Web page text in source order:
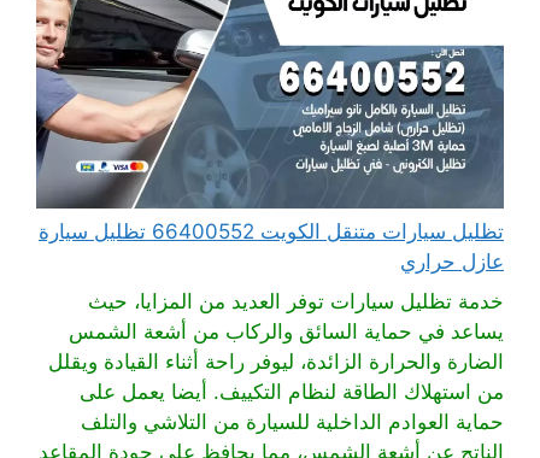
تظليل سيارات متنقل الكويت 66400552 تظليل سيارة
عازل حراري
خدمة تظليل سيارات توفر العديد من المزايا، حيث
يساعد في حماية السائق والركاب من أشعة الشمس
الضارة والحرارة الزائدة، ليوفر راحة أثناء القيادة ويقلل
من استهلاك الطاقة لنظام التكييف. أيضا يعمل على
حماية العوادم الداخلية للسيارة من التلاشي والتلف
الناتج عن أشعة الشمس، مما يحافظ على جودة المقاعد